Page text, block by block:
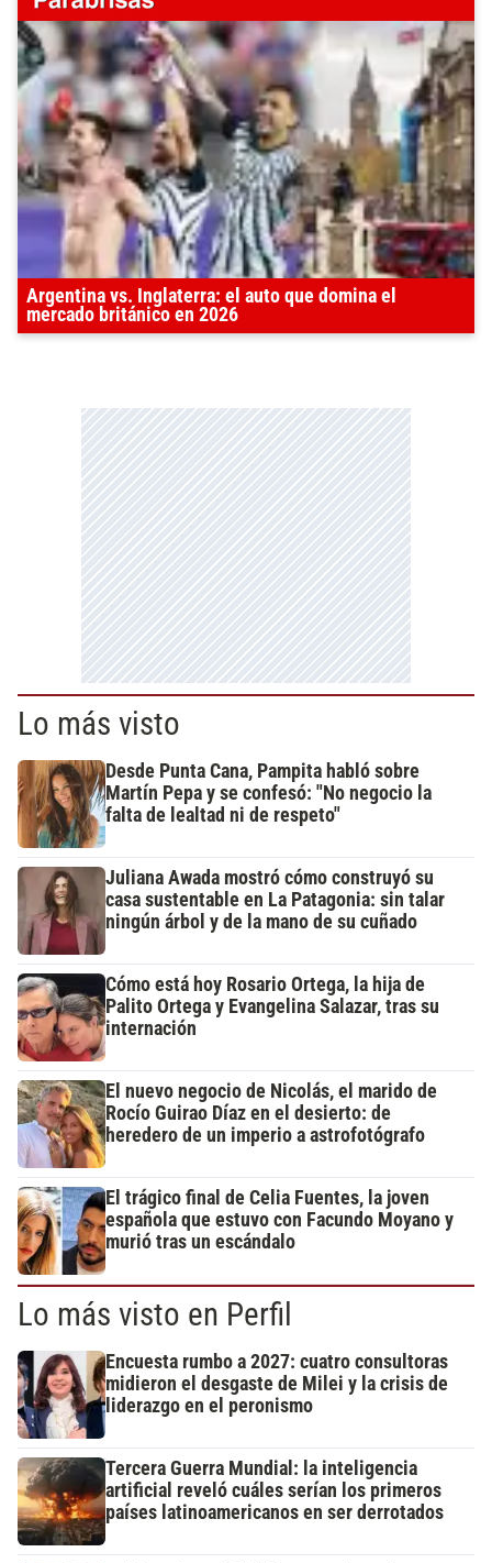
Argentina vs. Inglaterra: el auto que domina el
mercado británico en 2026
Lo más visto
Desde Punta Cana, Pampita habló sobre
Martín Pepa y se confesó: "No negocio la
falta de lealtad ni de respeto"
Juliana Awada mostró cómo construyó su
casa sustentable en La Patagonia: sin talar
ningún árbol y de la mano de su cuñado
Cómo está hoy Rosario Ortega, la hija de
Palito Ortega y Evangelina Salazar, tras su
internación
El nuevo negocio de Nicolás, el marido de
Rocío Guirao Díaz en el desierto: de
heredero de un imperio a astrofotógrafo
El trágico final de Celia Fuentes, la joven
española que estuvo con Facundo Moyano y
murió tras un escándalo
Lo más visto en Perfil
Encuesta rumbo a 2027: cuatro consultoras
midieron el desgaste de Milei y la crisis de
liderazgo en el peronismo
Tercera Guerra Mundial: la inteligencia
artificial reveló cuáles serían los primeros
países latinoamericanos en ser derrotados